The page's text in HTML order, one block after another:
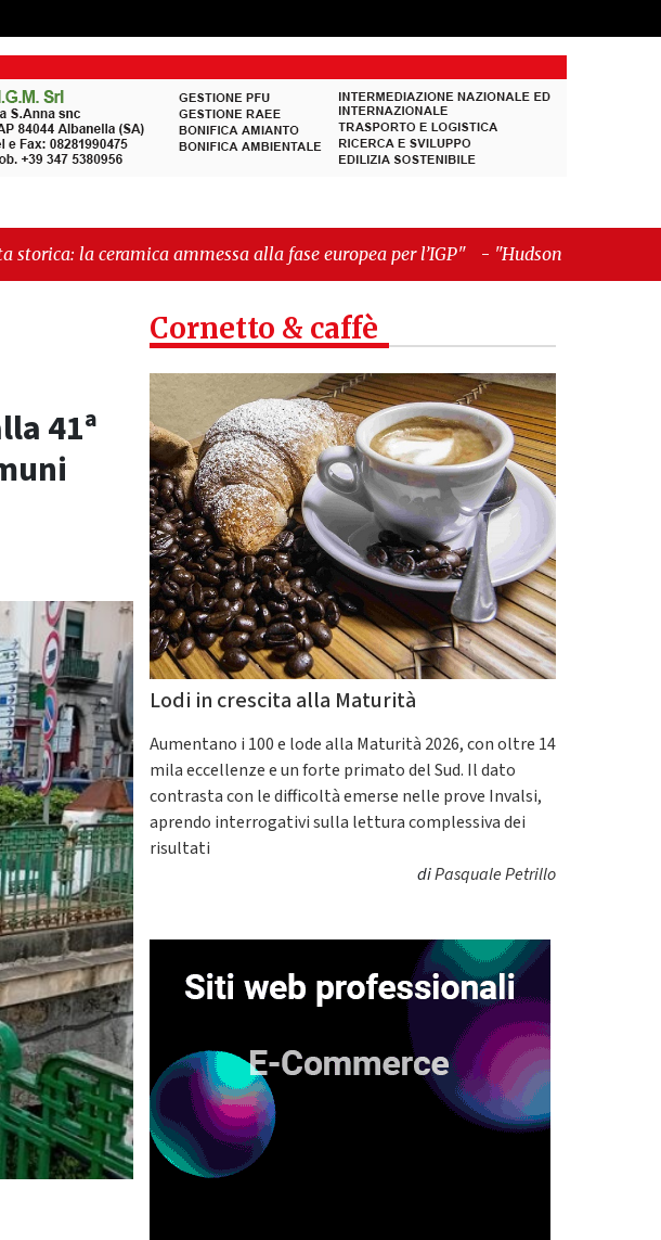
alla fase europea per l’IGP" -"Hudson Yards: qui New York
41ª
Cornetto & caffè
Lodi in crescita alla Maturità
Aumentano i 100 e lode alla Maturità 2026, con oltre 14
mila eccellenze e un forte primato del Sud. Il dato
contrasta con le difficoltà emerse nelle prove Invalsi,
aprendo interrogativi sulla lettura complessiva dei
risultati
diPasquale Petrillo